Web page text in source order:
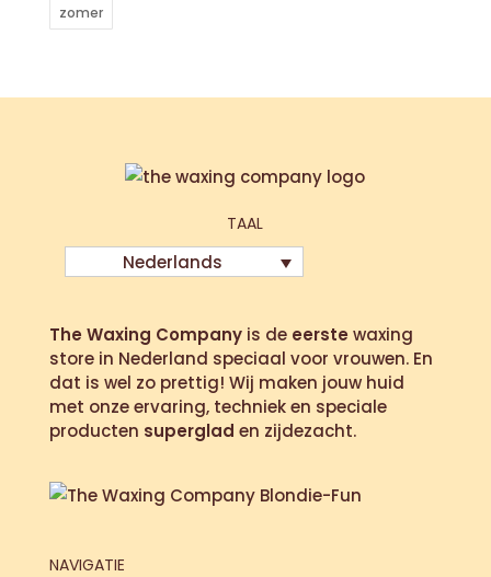
zomer
TAAL
Nederlands
The Waxing Companyis de eerste waxing
store in Nederland speciaal voor vrouwen. En
dat is wel zo prettig! Wij maken jouw huid
met onze ervaring, techniek en speciale
producten superglad en zijdezacht.
NAVIGATIE